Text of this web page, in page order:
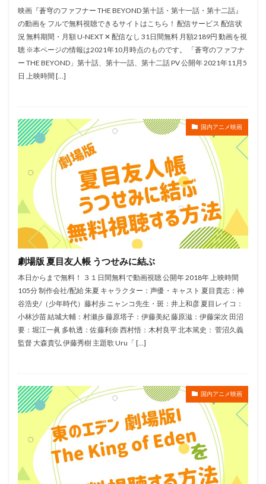
菜々緒
菱田正和 萩原恵美子
萩原聖人
萩森順子
菅谷政子 萩野志保子
落合佑介
落合弘治
落合福嗣 葉山いくみ
葉山翔太
葉月絵理乃
葦プロダクション
蒔田彩珠
草尾毅
草川啓造 草彅剛
荒井勇樹
荒井和人
荒井洸子 荒川大三郎
荒川眞嗣
荒川美穂
荒木哲郎
荒木英樹
荒木雅子
荒木香恵
荒牧伸志
荒野のコトブキ飛行隊製作委員会
荘司美代子
荘真由美
菅原文太 菅原正志
菅原淳一
菅沼久義
織江珠生
緒方愛香
福田充徳（チュートリアル）
空見ゆき
窪岡俊之
窪田正孝
立喰師列伝製作委員会
立壁和也
立川三貴 立川大樹
立川志の輔
立川談春
立川譲 立木文彦
立花慎之介
稲葉菜月
立花理香
立花隆
竜の子プロダクション
竹下景子
竹中直人
竹内順子
秋田谷典昭 福田公子
福田己津央
福田彩乃
福田賢二 福田転球
福田麻由子
秋元羊介
秋元龍太朗 秋吉久美子
秋奈
秋山竜次〈ロバート〉
秋谷智子
稲葉実
秦佐和子
種田梨沙
稲垣拓哉
稲垣来泉
稲垣雅之
稲川淳二
映画『蒼穹のファフナー THE BEYOND 第十話・第十一話・第十二話』
の動画を フルで無料視聴できるサイトはこちら！ 配信サービス 配信状
況 無料期間・月額 U-NEXT ✕ 配信なし 31日間無料 月額2189円 動画を視
聴 ※本ページの情報は2021年10月時点のものです。 「蒼穹のファフナ
ー THE BEYOND」第十話、第十一話、第十二話 PV 公開年 2021年11月5
日 上映時間 […]
国内アニメ映画
劇場版 夏目友人帳 うつせみに結ぶ
本日からまで無料！ ３１日間無料で動画視聴 公開年 2018年 上映時間
105分 制作会社/配給 朱夏 キャラクター：声優・キャスト 夏目貴志：神
谷浩史/（少年時代）藤村歩 ニャンコ先生・斑：井上和彦 夏目レイコ：
小林沙苗 結城大輔：村瀬歩 藤原塔子：伊藤美紀 藤原滋：伊藤栄次 田沼
要：堀江一眞 多軌透：佐藤利奈 西村悟：木村良平 北本篤史： 菅沼久義
監督 大森貴弘 伊藤秀樹 主題歌 Uru「 […]
国内アニメ映画